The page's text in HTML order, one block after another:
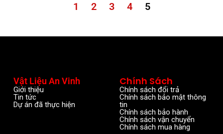
1 2 3 4 5
Vật Liệu An Vinh
Giới thiệu
Tin tức
Dự án đã thực hiện
Chính Sách
Chính sách đổi trả
Chính sách bảo mật thông
tin
Chính sách bảo hành
Chính sách vận chuyển
Chính sách mua hàng